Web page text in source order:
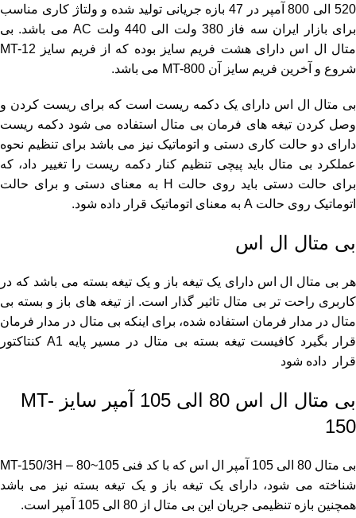
520 الی 800 آمپر در 47 بازه جریانی تولید شده و ولتاژ کاری مناسب
برای بازار ایران سه فاز 380 ولت الی 440 ولت AC می باشد. بی
متال ال اس دارای هشت فریم سایز بوده که از فریم سایز MT-12
شروع و آخرین فریم سایز آن MT-800 می باشد.
بی متال ال اس دارای یک دکمه ریست است که برای ریست کردن و
وصل کردن تیغه های فرمان بی متال استفاده می شود دکمه ریست
دارای دو حالت کاری دستی و اتوماتیک نیز می باشد برای تنظیم نحوه
عملکرد بی متال باید پیچی تنظیم کنار دکمه ریست را تغییر داد، که
برای حالت دستی باید روی حالت H به معنای دستی و برای حالت
اتوماتیک روی حالت A به معنای اتوماتیک قرار داده شود.
بی متال ال اس
هر بی متال ال اس دارای یک تیغه باز و یک تیغه بسته می باشد که در
کاربری راحت تر بی متال تاثیر گذار است. از تیغه های باز و بسته بی
متال در مدار فرمان استفاده شده، برای اینکه بی متال در مدار فرمان
قرار بگیرد کافیست تیغه بسته بی متال در مسیر پایه A1 کنتاکتور
قرار داده شود
بی متال ال اس 80 الی 105 آمپر سایز MT-
150
بی متال 80 الی 105 آمپر ال اس که با کد فنی MT-150/3H – 80~105
شناخته می شود، دارای یک تیغه باز و یک تیغه بسته نیز می باشد
همچنین بازه تنظیمی جریان این بی متال از 80 الی 105 آمپر است.